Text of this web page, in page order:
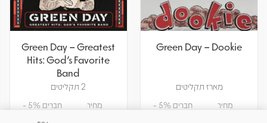
Green Day – Dookie
מארז תקליטים
מחיר חברים 5% -
Green Day – Greatest
Hits: God's Favorite
Band
2 תקליטים
מחיר חברים 5% -